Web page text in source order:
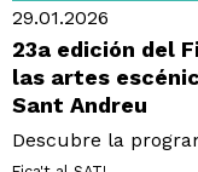
29.01.2026
23a edición del
las artes
Sant Andreu
Descubre la